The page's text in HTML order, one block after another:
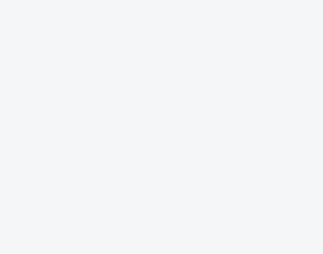
webbplats.
webbplats.